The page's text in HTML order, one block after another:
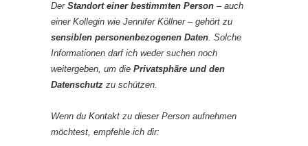
Der Standort einer bestimmten Person – auch
einer Kollegin wie Jennifer Köllner – gehört zu
sensiblen personenbezogenen Daten. Solche
Informationen darf ich weder suchen noch
weitergeben, um die Privatsphäre und den
Datenschutz zu schützen.
Wenn du Kontakt zu dieser Person aufnehmen
möchtest, empfehle ich dir: